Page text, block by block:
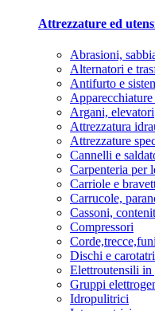
Attrezzature ed
Abrasioni,
Alternatori e
Antifurto e
Argani, elevatori
Attrezzatura
Attrezzature
Cannelli e
Carpenteria per
Carriole e
Carrucole,
Cassoni,
Compressori
Dischi e
Elettroutensili in
Gruppi
Idropulitrici